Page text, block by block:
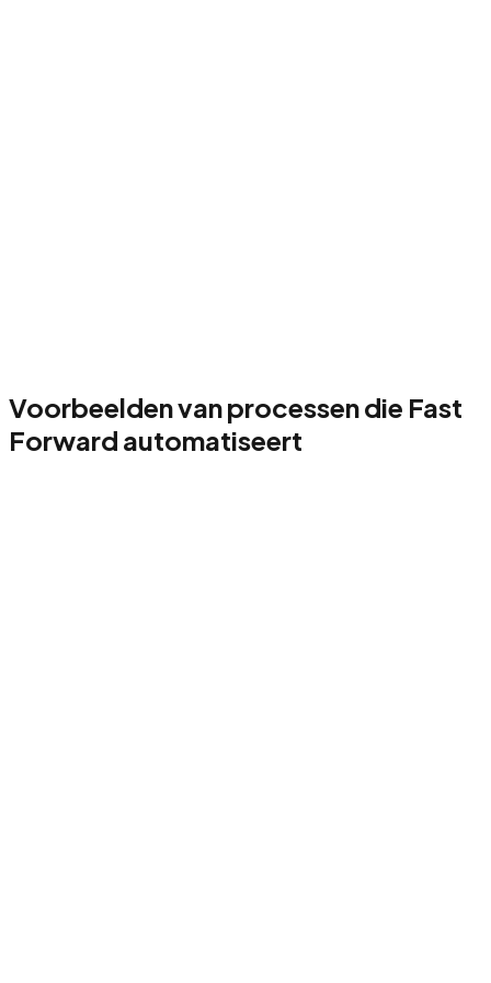
Voorbeelden van processen die Fast
Forward automatiseert